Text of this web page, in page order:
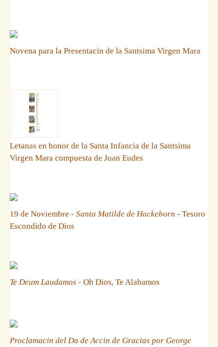
Novena para la Presentacin de la Santsima Virgen Mara
Letanas en honor de la Santa Infancia de la Santsima
Virgen Mara compuesta de Juan Eudes
19 de Noviembre - Santa Matilde de Hackeborn - Tesoro
Escondido de Dios
Te Deum Laudamos - Oh Dios, Te Alabamos
Proclamacin del Da de Accin de Gracias por George